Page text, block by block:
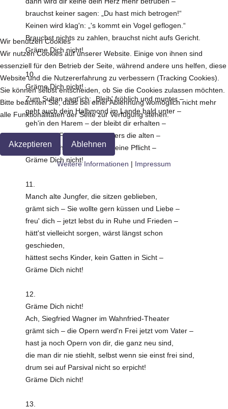
brauchst keiner sagen: „Du hast mich betrogen!“
Keinen wird klag'n: „'s kommt ein Vogel geflogen.“
Brauchst nichts zu zahlen, brauchst nicht aufs Gericht.
Gräme Dich nicht!
10.
Gräme Dich nicht!
Zum Sultan sagt'ich: „Bleib' fröhlich und munter –
geht auch dein Halbmond im Lande bald unter –
geh'in den Harem – der bleibt dir erhalten –
Küsse die Frauen – besonders die alten –
Lebe als Eh'mann – erfüll' deine Pflicht –
Gräme Dich nicht!
11.
Manch alte Jungfer, die sitzen geblieben,
grämt sich – Sie wollte gern küssen und Liebe –
freu' dich – jetzt lebst du in Ruhe und Frieden –
hätt'st vielleicht sorgen, wärst längst schon
geschieden,
hättest sechs Kinder, kein Gatten in Sicht –
Gräme Dich nicht!
12.
Gräme Dich nicht!
Ach, Siegfried Wagner im Wahnfried-Theater
grämt sich – die Opern werd'n Frei jetzt vom Vater –
hast ja noch Opern von dir, die ganz neu sind,
die man dir nie stiehlt, selbst wenn sie einst frei sind,
drum sei auf Parsival nicht so erpicht!
Gräme Dich nicht!
13.
Wir benutzen Cookies
Wir nutzen Cookies auf unserer Website. Einige von ihnen sind
essenziell für den Betrieb der Seite, während andere uns helfen, diese
Website und die Nutzererfahrung zu verbessern (Tracking Cookies).
Sie können selbst entscheiden, ob Sie die Cookies zulassen möchten.
Bitte beachten Sie, dass bei einer Ablehnung womöglich nicht mehr
alle Funktionalitäten der Seite zur Verfügung stehen.
Akzeptieren Ablehnen
Weitere Informationen | Impressum